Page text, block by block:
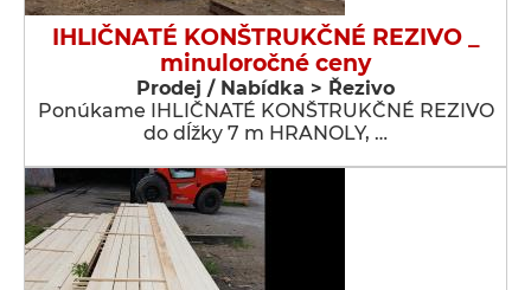
IHLIČNATÉ KONŠTRUKČNÉ REZIVO _
minuloročné ceny
Prodej / Nabídka > Řezivo
Ponúkame IHLIČNATÉ KONŠTRUKČNÉ REZIVO
do dĺžky 7 m HRANOLY, …